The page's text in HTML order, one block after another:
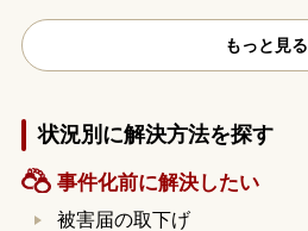
もっと見る
状況別に解決方法を探す
事件化前に解決したい
被害届の取下げ